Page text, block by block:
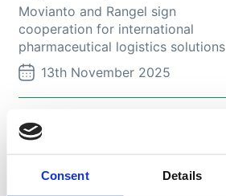
Consent Details
Movianto and Rangel sign
cooperation for international
pharmaceutical logistics solutions
13th November 2025
CSR
Social Responsibility report is out